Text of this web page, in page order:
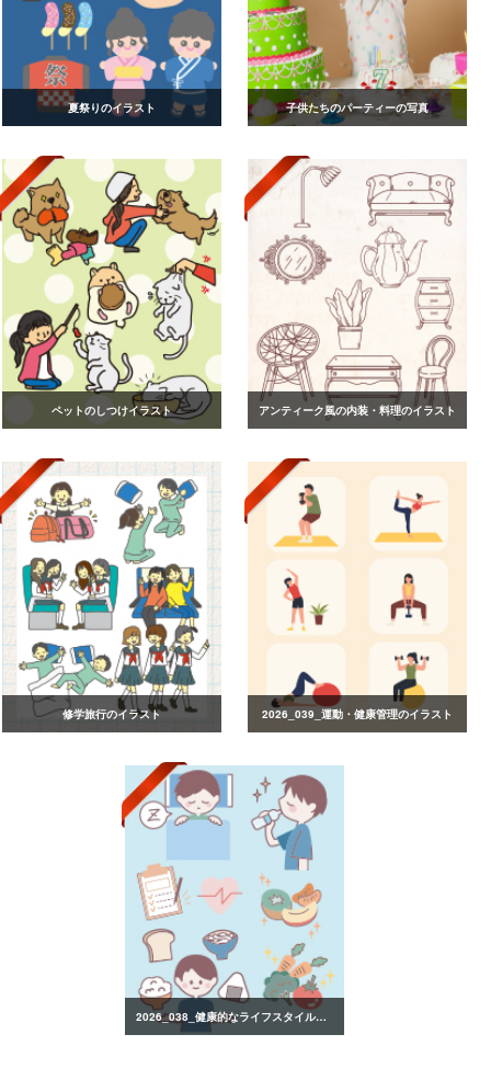
夏祭りのイラスト 子供たちのパーティーの写真
ペットのしつけイラスト アンティーク風の内装・料理のイラスト
修学旅行のイラスト 2026_039_運動・健康管理のイラスト
2026_038_健康的なライフスタイルのイラスト